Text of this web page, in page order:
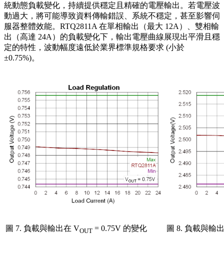
統動態負載變化，持續提供穩定且精確的電壓輸出。若電壓波
動過大，將可能導致資料傳輸錯誤、系統不穩定，甚至影響伺
服器整體效能。RTQ2811A 在單相輸出（最大 12A）、雙相輸
出（高達 24A）的負載變化下，輸出電壓曲線展現出平滑且穩
定的特性，波動幅度遠低於業界標準規格要求 (小於
±0.75%)。
圖 7. 負載與輸出在 VOUT = 0.75V 的變化 圖 8. 負載與輸